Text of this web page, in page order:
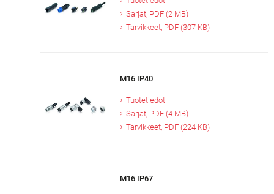
Sarjat, PDF (2 MB)
Tarvikkeet, PDF (307 KB)
M16 IP40
Tuotetiedot
Sarjat, PDF (4 MB)
Tarvikkeet, PDF (224 KB)
M16 IP67